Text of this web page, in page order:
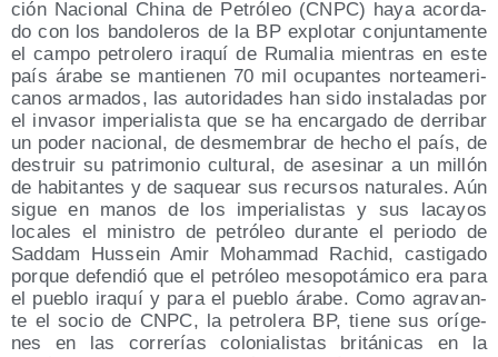
ción Nacio­nal Chi­na de Petró­leo (CNPC) haya acor­da­
do con los ban­do­le­ros de la BP explo­tar con­jun­ta­men­te
el cam­po petro­le­ro ira­quí de Ruma­lia mien­tras en este
país ára­be se man­tie­nen 70 mil ocu­pan­tes nor­te­ame­ri­
ca­nos arma­dos, las auto­ri­da­des han sido ins­ta­la­das por
el inva­sor impe­ria­lis­ta que se ha encar­ga­do de derri­bar
un poder nacio­nal, de des­mem­brar de hecho el país, de
des­truir su patri­mo­nio cul­tu­ral, de ase­si­nar a un millón
de habi­tan­tes y de saquear sus recur­sos natu­ra­les. Aún
sigue en manos de los impe­ria­lis­tas y sus laca­yos
loca­les el minis­tro de petró­leo duran­te el perio­do de
Sad­dam Hus­sein Amir Moham­mad Rachid, cas­ti­ga­do
por­que defen­dió que el petró­leo meso­po­tá­mi­co era para
el pue­blo ira­quí y para el pue­blo ára­be. Como agra­van­
te el socio de CNPC, la petro­le­ra BP, tie­ne sus orí­ge­
nes en las corre­rías colo­nia­lis­tas bri­tá­ni­cas en la